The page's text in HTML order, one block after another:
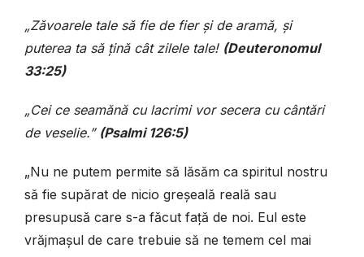
„Zăvoarele tale să fie de fier și de aramă, și
puterea ta să țină cât zilele tale! (Deuteronomul
33:25)
„Cei ce seamănă cu lacrimi vor secera cu cântări
de veselie.” (Psalmi 126:5)
„Nu ne putem permite să lăsăm ca spiritul nostru
să fie supărat de nicio greșeală reală sau
presupusă care s-a făcut față de noi. Eul este
vrăjmașul de care trebuie să ne temem cel mai